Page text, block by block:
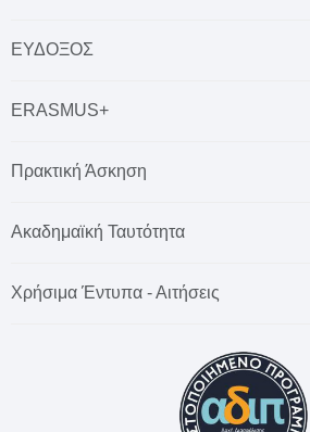
ΕΥΔΟΞΟΣ
ERASMUS+
Πρακτική Άσκηση
Ακαδημαϊκή Ταυτότητα
Χρήσιμα Έντυπα - Αιτήσεις